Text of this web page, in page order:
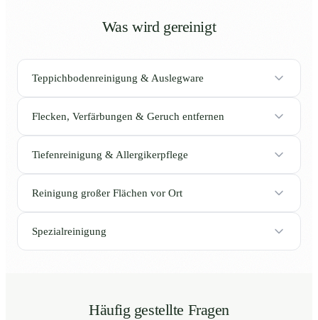
Was wird gereinigt
Teppichbodenreinigung & Auslegware
Flecken, Verfärbungen & Geruch entfernen
Tiefenreinigung & Allergikerpflege
Reinigung großer Flächen vor Ort
Spezialreinigung
Häufig gestellte Fragen